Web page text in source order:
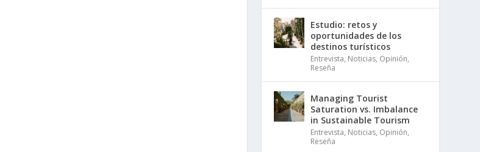
Estudio: retos y
oportunidades de los
destinos turísticos
Entrevista, Noticias, Opinión,
Reseña
Managing Tourist
Saturation vs. Imbalance
in Sustainable Tourism
Entrevista, Noticias, Opinión,
Reseña